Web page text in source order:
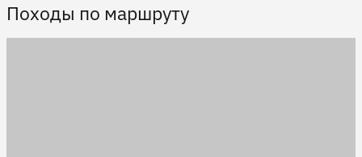
Походы по маршруту